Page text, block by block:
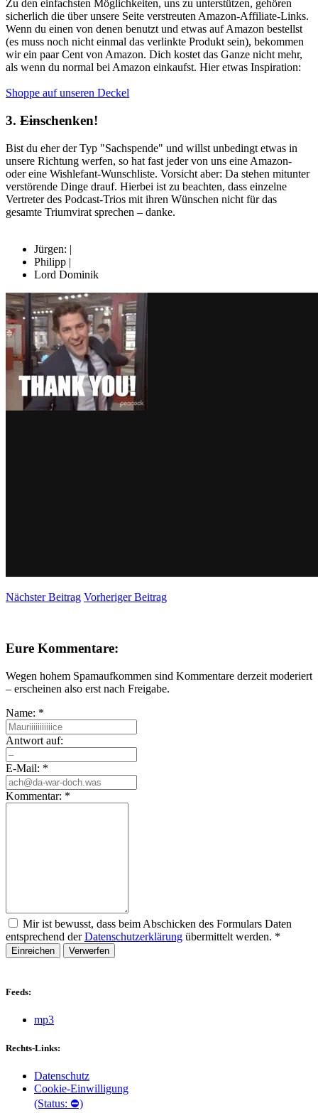
Zu den einfachsten Möglichkeiten, uns zu unterstützen, gehören
sicherlich die über unsere Seite verstreuten Amazon-Affiliate-Links.
Wenn du einen von denen benutzt und etwas auf Amazon bestellst
(es muss noch nicht einmal das verlinkte Produkt sein), bekommen
wir ein paar Cent von Amazon. Dich kostet das Ganze nicht mehr,
als wenn du normal bei Amazon einkaufst. Hier etwas Inspiration:
Shoppe auf unseren Deckel
3. Einschenken!
Bist du eher der Typ "Sachspende" und willst unbedingt etwas in
unsere Richtung werfen, so hat fast jeder von uns eine Amazon-
oder eine Wishlefant-Wunschliste. Vorsicht aber: Da stehen mitunter
verstörende Dinge drauf. Hierbei ist zu beachten, dass einzelne
Vertreter des Podcast-Trios mit ihren Wünschen nicht für das
gesamte Triumvirat sprechen – danke.
Jürgen: |
Philipp |
Lord Dominik
Nächster Beitrag Vorheriger Beitrag
Eure Kommentare:
Wegen hohem Spamaufkommen sind Kommentare derzeit moderiert
– erscheinen also erst nach Freigabe.
Name: *
Antwort auf:
E-Mail: *
Kommentar: *
Mir ist bewusst, dass beim Abschicken des Formulars Daten
entsprechend derDatenschutzerklärung übermittelt werden. *
Einreichen Verwerfen
Feeds:
mp3
Rechts-Links:
Datenschutz
Cookie-Einwilligung
(Status: ⛔)